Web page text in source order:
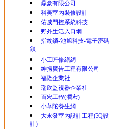
鼎豪有限公司
科美室內裝修設計
佑威門控系統科技
野外生活入口網
指紋鎖-池旭科技-電子密碼
鎖
小工匠修繕網
紳揚廣告工程有限公司
福隆企業社
瑞欣監視器企業社
百宏工程(潤宏)
小華陀養生網
大永發室內設計工程(3Q設
計)